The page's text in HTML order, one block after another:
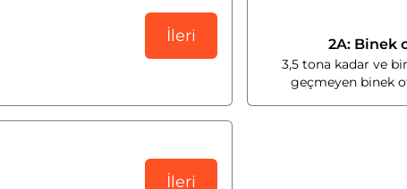
İleri 2A: Binek
3,5 tona kadar ve
geçmeyen binek
İleri